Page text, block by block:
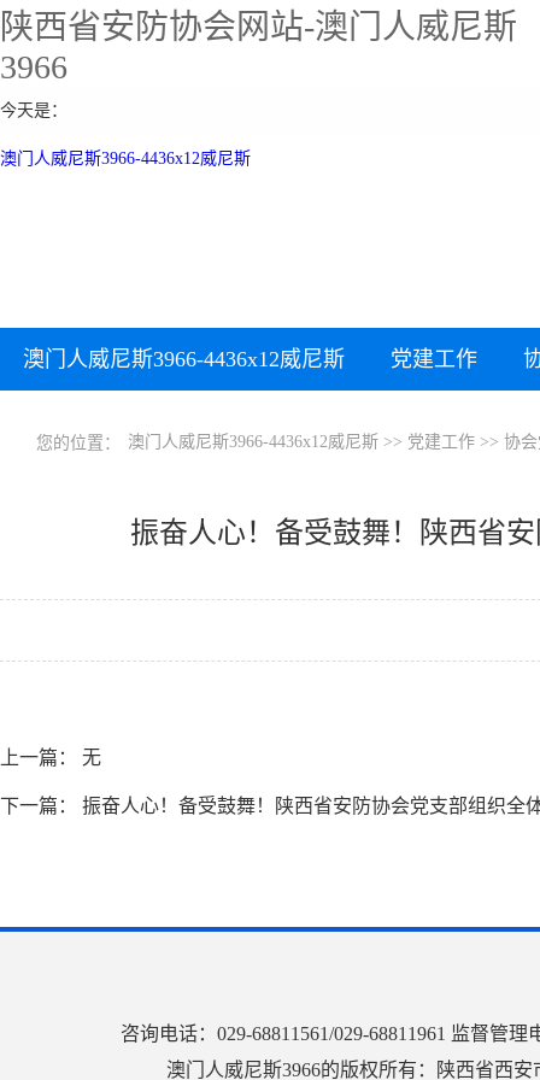
陕西省安防协会网站-澳门人威尼斯
3966
今天是：
澳门人威尼斯3966-4436x12威尼斯
澳门人威尼斯3966-4436x12威尼斯 党建工作
您的位置： 澳门人威尼斯3966-4436x12威尼斯 >> 党建工作 >> 协
振奋人心！备受鼓舞！陕西省
上一篇： 无
下一篇： 振奋人心！备受鼓舞！陕西省安防协会党支部组织全
咨询电话：029-68811561/029-68811961 监督管
澳门人威尼斯3966的版权所有：陕西省西